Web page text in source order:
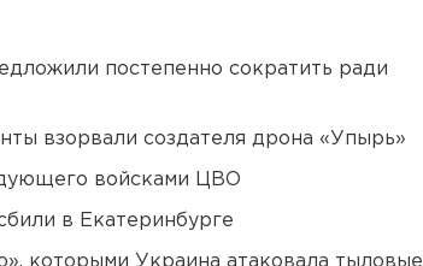
постепенно сократить ради
взорвали создателя дрона «Упырь»
войсками ЦВО
в Екатеринбурге
которыми Украина атаковала тыловые